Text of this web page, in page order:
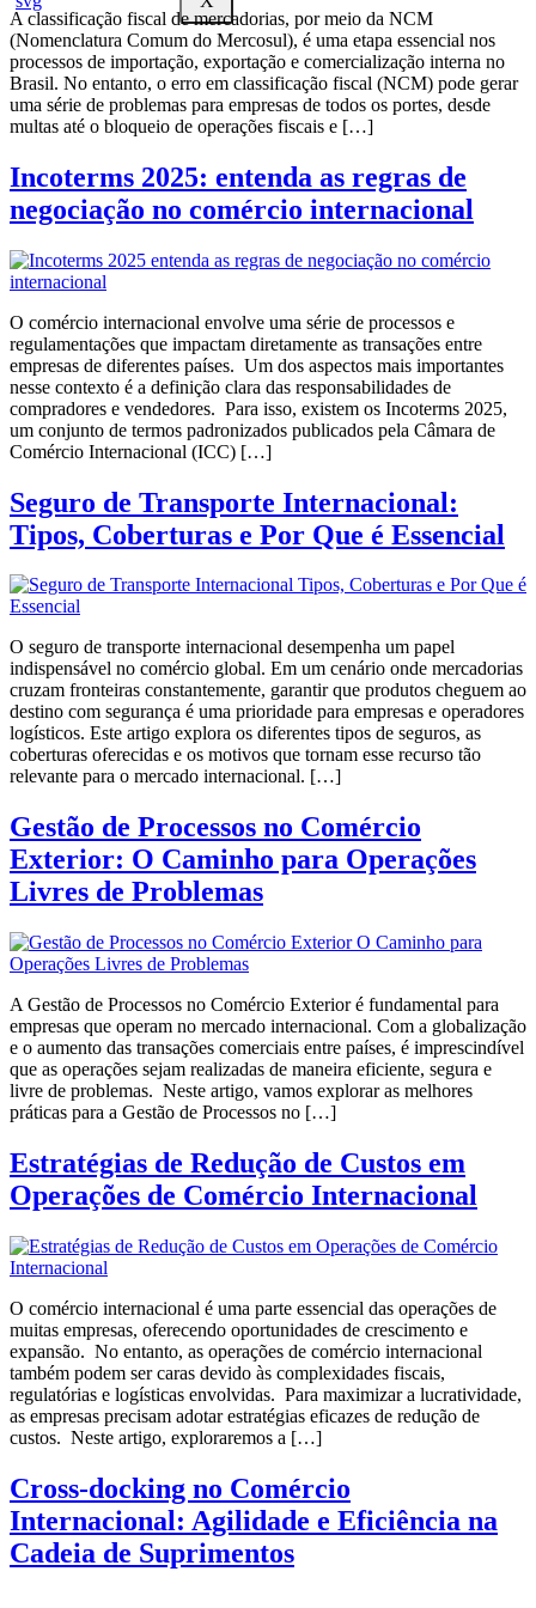
A classificação fiscal de mercadorias, por meio da NCM
(Nomenclatura Comum do Mercosul), é uma etapa essencial nos
processos de importação, exportação e comercialização interna no
Brasil. No entanto, o erro em classificação fiscal (NCM) pode gerar
uma série de problemas para empresas de todos os portes, desde
multas até o bloqueio de operações fiscais e […]
Incoterms 2025: entenda as regras de
negociação no comércio internacional
O comércio internacional envolve uma série de processos e
regulamentações que impactam diretamente as transações entre
empresas de diferentes países. Um dos aspectos mais importantes
nesse contexto é a definição clara das responsabilidades de
compradores e vendedores. Para isso, existem os Incoterms 2025,
um conjunto de termos padronizados publicados pela Câmara de
Comércio Internacional (ICC) […]
Seguro de Transporte Internacional:
Tipos, Coberturas e Por Que é Essencial
O seguro de transporte internacional desempenha um papel
indispensável no comércio global. Em um cenário onde mercadorias
cruzam fronteiras constantemente, garantir que produtos cheguem ao
destino com segurança é uma prioridade para empresas e operadores
logísticos. Este artigo explora os diferentes tipos de seguros, as
coberturas oferecidas e os motivos que tornam esse recurso tão
relevante para o mercado internacional. […]
Gestão de Processos no Comércio
Exterior: O Caminho para Operações
Livres de Problemas
A Gestão de Processos no Comércio Exterior é fundamental para
empresas que operam no mercado internacional. Com a globalização
e o aumento das transações comerciais entre países, é imprescindível
que as operações sejam realizadas de maneira eficiente, segura e
livre de problemas. Neste artigo, vamos explorar as melhores
práticas para a Gestão de Processos no […]
Estratégias de Redução de Custos em
Operações de Comércio Internacional
O comércio internacional é uma parte essencial das operações de
muitas empresas, oferecendo oportunidades de crescimento e
expansão. No entanto, as operações de comércio internacional
também podem ser caras devido às complexidades fiscais,
regulatórias e logísticas envolvidas. Para maximizar a lucratividade,
as empresas precisam adotar estratégias eficazes de redução de
custos. Neste artigo, exploraremos a […]
Cross-docking no Comércio
Internacional: Agilidade e Eficiência na
Cadeia de Suprimentos